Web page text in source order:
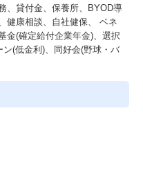
、貸付金、保養所、BYOD導
健康相談、自社健保、 ベネ
金(確定給付企業年金)、選択
(低金利)、同好会(野球・バ